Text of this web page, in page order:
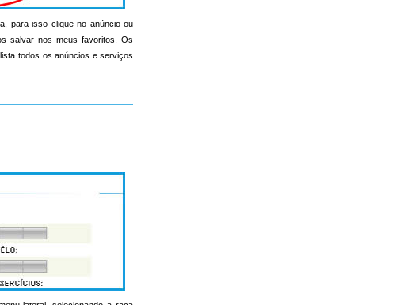
para isso clique no anúncio ou
nos meus favoritos. Os
todos os anúncios e serviços